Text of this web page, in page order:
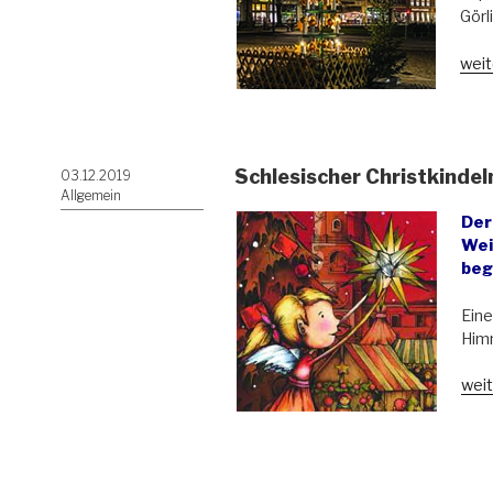
wird
Veröffentlicht
am
03.12.2019
Allgemein
Schlesischer